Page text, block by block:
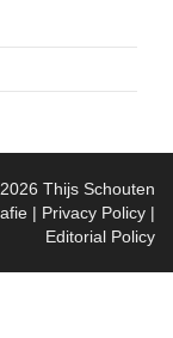
Thijs Schouten
| Privacy Policy |
Editorial Policy